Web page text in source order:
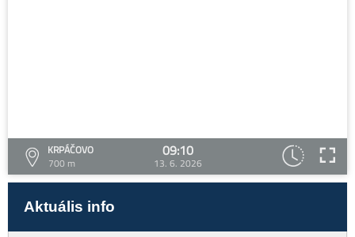
KRPÁČOVO
700 m
09:10
13. 6. 2026
Aktuális info